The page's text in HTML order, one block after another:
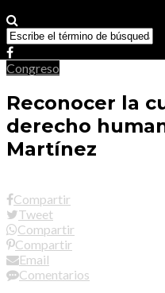
Congreso
Reconocer la
derecho
Martínez
Compartir
Tweet
Compartir
Compartir
Email
Comentarios